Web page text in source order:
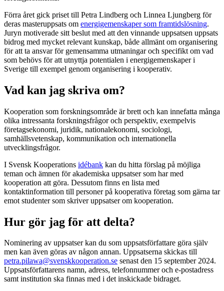
Förra året gick priset till Petra Lindberg och Linnea Ljungberg för
deras masteruppsats om energigemenskaper som framtidslösning.
Juryn motiverade sitt beslut med att den vinnande uppsatsen uppsats
bidrog med mycket relevant kunskap, både allmänt om organisering
för att ta ansvar för gemensamma utmaningar och specifikt om vad
som behövs för att utnyttja potentialen i energigemenskaper i
Sverige till exempel genom organisering i kooperativ.
Vad kan jag skriva om?
Kooperation som forskningsområde är brett och kan innefatta många
olika intressanta forskningsfrågor och perspektiv, exempelvis
företagsekonomi, juridik, nationalekonomi, sociologi,
samhällsvetenskap, kommunikation och internationella
utvecklingsfrågor.
I Svensk Kooperations idébank kan du hitta förslag på möjliga
teman och ämnen för akademiska uppsatser som har med
kooperation att göra. Dessutom finns en lista med
kontaktinformation till personer på kooperativa företag som gärna tar
emot studenter som skriver uppsatser om kooperation.
Hur gör jag för att delta?
Nominering av uppsatser kan du som uppsatsförfattare göra själv
men kan även göras av någon annan. Uppsatserna skickas till
petra.pilawa@svenskkooperation.se senast den 15 september 2024.
Uppsatsförfattarens namn, adress, telefonnummer och e-postadress
samt institution ska finnas med i det inskickade bidraget.